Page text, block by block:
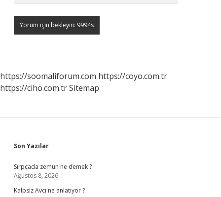
https://soomaliforum.com https://coyo.com.tr
https://ciho.com.trSitemap
Sidebar
Son Yazılar
Sırpçada zemun ne demek ?
Ağustos 8, 2026
Kalpsiz Avcı ne anlatıyor ?